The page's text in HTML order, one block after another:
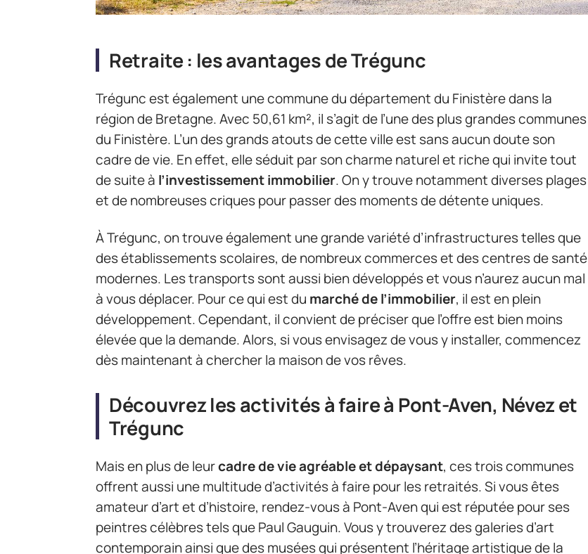
Retraite : les avantages de Trégunc
Trégunc est également une commune du département du Finistère dans la
région de Bretagne. Avec 50,61 km², il s’agit de l’une des plus grandes communes
du Finistère. L’un des grands atouts de cette ville est sans aucun doute son
cadre de vie. En effet, elle séduit par son charme naturel et riche qui invite tout
de suite à l’investissement immobilier. On y trouve notamment diverses plages
et de nombreuses criques pour passer des moments de détente uniques.
À Trégunc, on trouve également une grande variété d’infrastructures telles que
des établissements scolaires, de nombreux commerces et des centres de santé
modernes. Les transports sont aussi bien développés et vous n’aurez aucun mal
à vous déplacer. Pour ce qui est du marché de l’immobilier, il est en plein
développement. Cependant, il convient de préciser que l’offre est bien moins
élevée que la demande. Alors, si vous envisagez de vous y installer, commencez
dès maintenant à chercher la maison de vos rêves.
Découvrez les activités à faire à Pont-Aven, Névez et
Trégunc
Mais en plus de leurcadre de vie agréable et dépaysant, ces trois communes
offrent aussi une multitude d’activités à faire pour les retraités. Si vous êtes
amateur d’art et d’histoire, rendez-vous à Pont-Aven qui est réputée pour ses
peintres célèbres tels que Paul Gauguin. Vous y trouverez des galeries d’art
contemporain ainsi que des musées qui présentent l’héritage artistique de la